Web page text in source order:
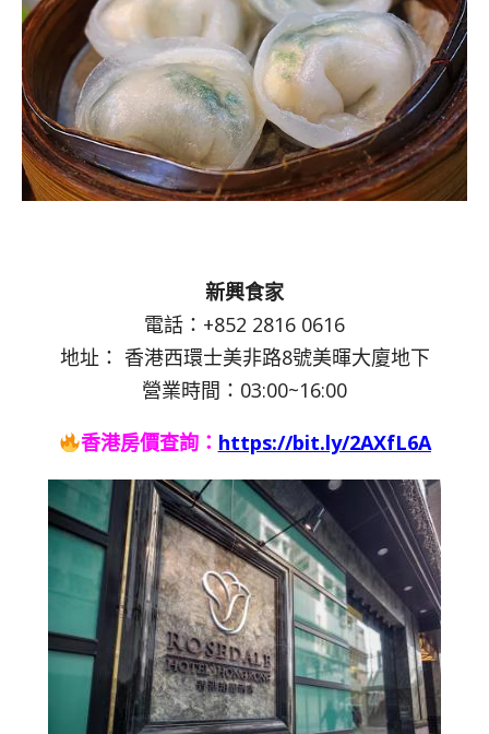
新興食家
電話：+852 2816 0616
地址： 香港西環士美非路8號美暉大廈地下
營業時間：03:00~16:00
香港房價查詢： https://bit.ly/2AXfL6A